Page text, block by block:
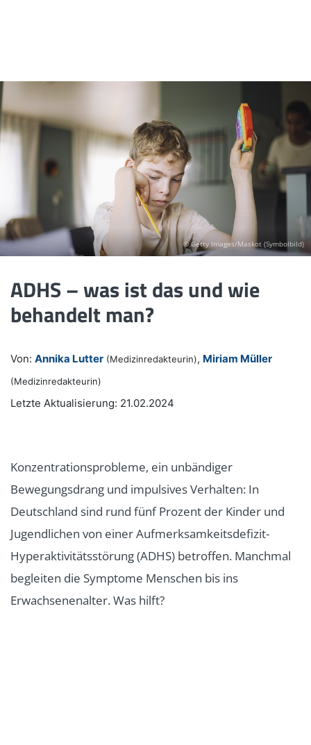
© Getty Images/Maskot (Symbolbild)
ADHS – was ist das und wie
behandelt man?
Von: Annika Lutter (Medizinredakteurin), Miriam Müller
(Medizinredakteurin)
Letzte Aktualisierung: 21.02.2024
Konzentrationsprobleme, ein unbändiger
Bewegungsdrang und impulsives Verhalten: In
Deutschland sind rund fünf Prozent der Kinder und
Jugendlichen von einer Aufmerksamkeitsdefizit-
Hyperaktivitätsstörung (ADHS) betroffen. Manchmal
begleiten die Symptome Menschen bis ins
Erwachsenenalter. Was hilft?